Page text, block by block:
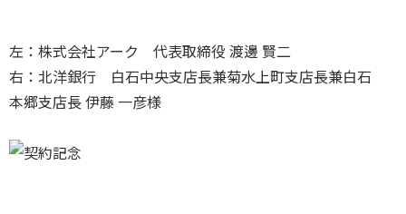
左：株式会社アーク 代表取締役 渡邊 賢二
右：北洋銀行 白石中央支店長兼菊水上町支店長兼白石
本郷支店長 伊藤 一彦様